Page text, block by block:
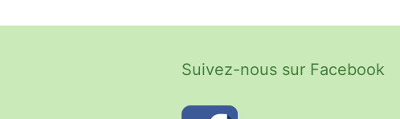
Suivez-nous sur Facebook